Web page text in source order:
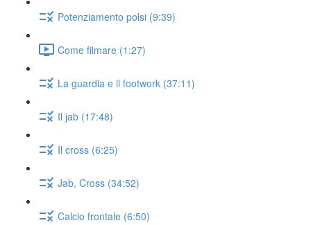
Potenziamento polsi (9:39)
Come filmare (1:27)
La guardia e il footwork (37:11)
Il jab (17:48)
Il cross (6:25)
Jab, Cross (34:52)
Calcio frontale (6:50)